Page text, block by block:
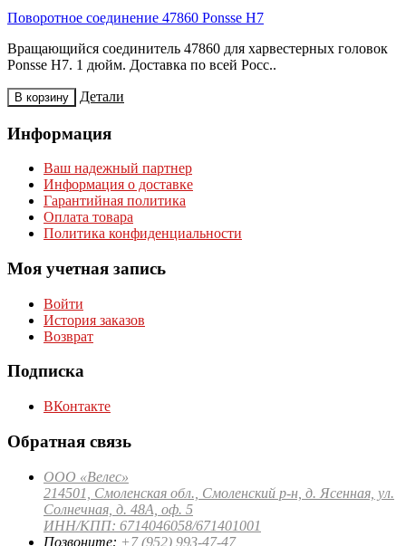
Поворотное соединение 47860 Ponsse H7
Вращающийся соединитель 47860 для харвестерных головок
Ponsse H7. 1 дюйм. Доставка по всей Росс..
В корзину Детали
Информация
Ваш надежный партнер
Информация о доставке
Гарантийная политика
Оплата товара
Политика конфиденциальности
Моя учетная запись
Войти
История заказов
Возврат
Подписка
ВКонтакте
Обратная связь
ООО «Велес»
214501, Смоленская обл., Смоленский р-н, д. Ясенная, ул.
Солнечная, д. 48А, оф. 5
ИНН/КПП: 6714046058/671401001
Позвоните: +7 (952) 993-47-47